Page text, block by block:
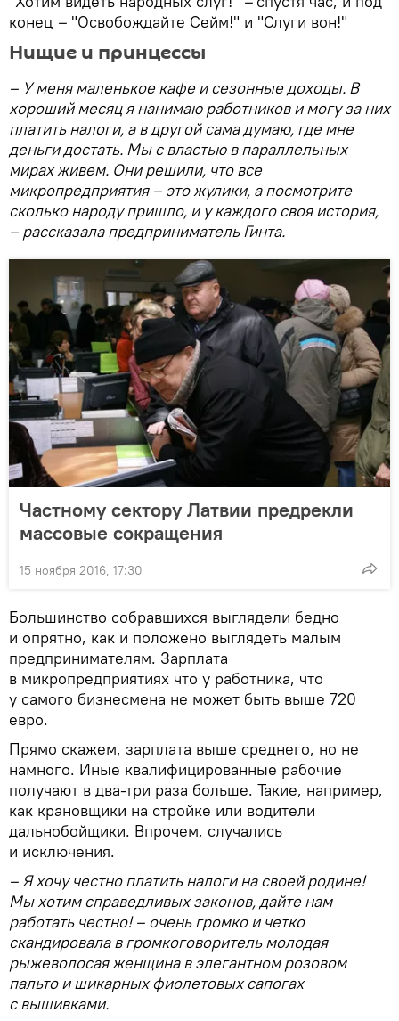
конец – "Освобождайте Сейм!" и "Слуги вон!"
Нищие и принцессы
– У меня маленькое кафе и сезонные доходы. В
хороший месяц я нанимаю работников и могу за них
платить налоги, а в другой сама думаю, где мне
деньги достать. Мы с властью в параллельных
мирах живем. Они решили, что все
микропредприятия – это жулики, а посмотрите
сколько народу пришло, и у каждого своя история,
– рассказала предприниматель Гинта.
Частному сектору Латвии предрекли
массовые сокращения
15 ноября 2016, 17:30
Большинство собравшихся выглядели бедно
и опрятно, как и положено выглядеть малым
предпринимателям. Зарплата
в микропредприятиях что у работника, что
у самого бизнесмена не может быть выше 720
евро.
Прямо скажем, зарплата выше среднего, но не
намного. Иные квалифицированные рабочие
получают в два-три раза больше. Такие, например,
как крановщики на стройке или водители
дальнобойщики. Впрочем, случались
и исключения.
– Я хочу честно платить налоги на своей родине!
Мы хотим справедливых законов, дайте нам
работать честно! – очень громко и четко
скандировала в громкоговоритель молодая
рыжеволосая женщина в элегантном розовом
пальто и шикарных фиолетовых сапогах
с вышивками.